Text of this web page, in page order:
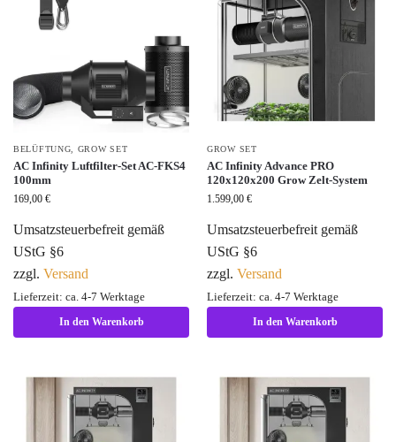
BELÜFTUNG GROW SET
AC Infinity Luftfilter-Set AC-FKS4
100mm
169,00 €
Umsatzsteuerbefreit gemäß
UStG §6
zzgl. Versand
Lieferzeit: ca. 4-7 Werktage
In den Warenkorb
GROW SET
AC Infinity Advance PRO
120x120x200 Grow Zelt-System
1.599,00 €
Umsatzsteuerbefreit gemäß
UStG §6
zzgl. Versand
Lieferzeit: ca. 4-7 Werktage
In den Warenkorb